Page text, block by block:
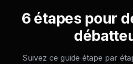
6 étapes pour
Suivez ce guide étape par